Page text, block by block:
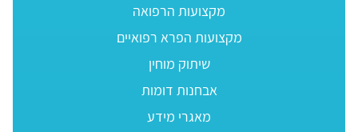
מקצועות הרפואה
מקצועות הפרא רפואיים
שיתוק מוחין
אבחנות דומות
מאגרי מידע